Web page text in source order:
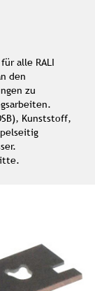
alle RALI
den
zu
Kunststoff,